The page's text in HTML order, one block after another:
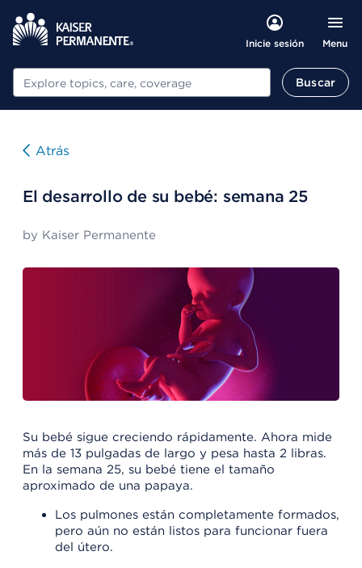
Inicie sesión Menu
Buscar Buscar
Atrás
El desarrollo de su bebé: semana 25
by Kaiser Permanente
Su bebé sigue creciendo rápidamente. Ahora mide
más de 13 pulgadas de largo y pesa hasta 2 libras.
En la semana 25, su bebé tiene el tamaño
aproximado de una papaya.
Los pulmones están completamente formados,
pero aún no están listos para funcionar fuera
del útero.